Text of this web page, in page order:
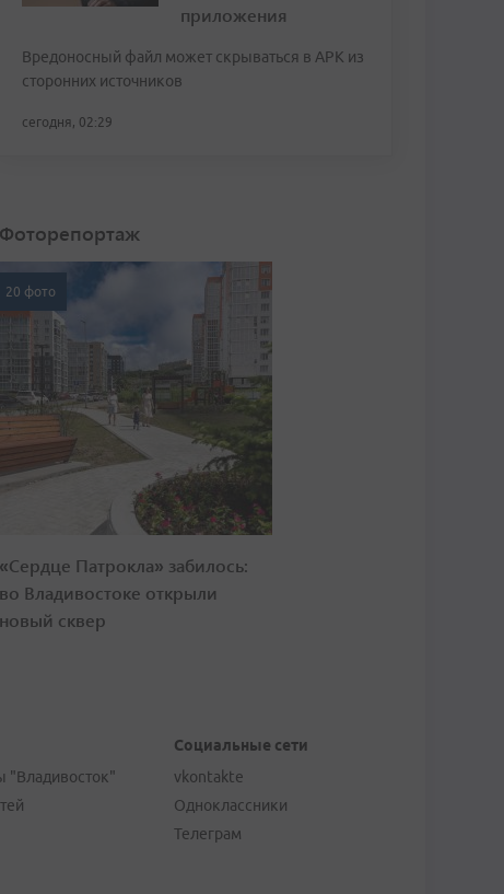
приложения
Вредоносный файл может скрываться в APK из
сторонних источников
сегодня, 02:29
Фоторепортаж
20 фото
«Сердце Патрокла» забилось:
во Владивостоке открыли
новый сквер
"Владивосток"
Социальные сети
vkontakte
Одноклассники
Телеграм